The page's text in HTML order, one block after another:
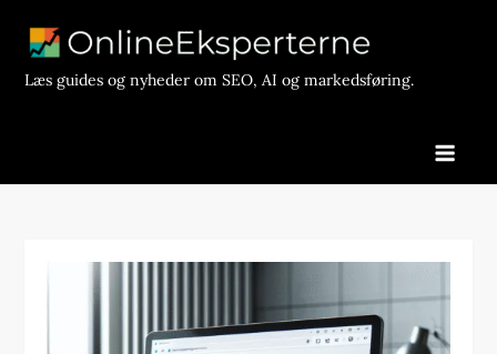
contentLæs guides og nyheder om SEO, AI og markedsføring.